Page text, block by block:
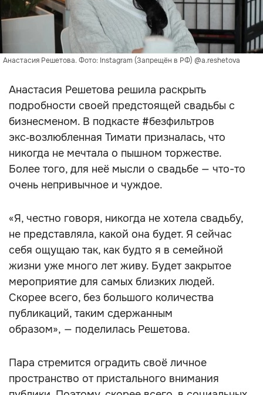
Анастасия Решетова. Фото: Instagram (Запрещён в РФ) @a.reshetova
Анастасия Решетова решила раскрыть
подробности своей предстоящей свадьбы с
бизнесменом. В подкасте #безфильтров
экс‑возлюбленная Тимати призналась, что
никогда не мечтала о пышном торжестве.
Более того, для неё мысли о свадьбе — что-то
очень непривычное и чуждое.
«Я, честно говоря, никогда не хотела свадьбу,
не представляла, какой она будет. Я сейчас
себя ощущаю так, как будто я в семейной
жизни уже много лет живу. Будет закрытое
мероприятие для самых близких людей.
Скорее всего, без большого количества
публикаций, таким сдержанным
образом», — поделилась Решетова.
Пара стремится оградить своё личное
пространство от пристального внимания